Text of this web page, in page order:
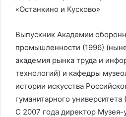
«Останкино и Кусково»
Выпускник Академии
промышленности (1996)
академия рынка труда и
технологий) и кафедры
истории искусства
гуманитарного университета
С 2007 года директор Музея-